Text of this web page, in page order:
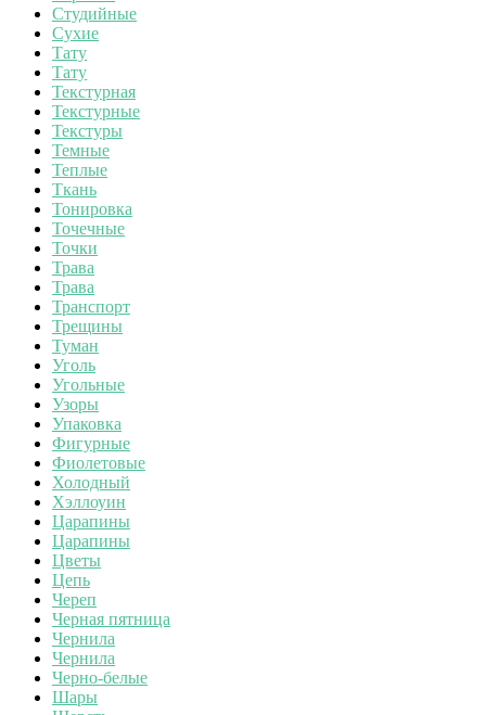
Студийные
Сухие
Тату
Тату
Текстурная
Текстурные
Текстуры
Темные
Теплые
Ткань
Тонировка
Точечные
Точки
Трава
Трава
Транспорт
Трещины
Туман
Уголь
Угольные
Узоры
Упаковка
Фигурные
Фиолетовые
Холодный
Хэллоуин
Царапины
Царапины
Цветы
Цепь
Череп
Черная пятница
Чернила
Чернила
Черно-белые
Шары